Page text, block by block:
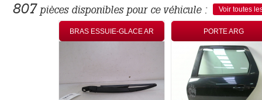
807 pièces disponibles pour ce véhicule : Voir toutes
BRAS ESSUIE-GLACE AR PORTE ARG